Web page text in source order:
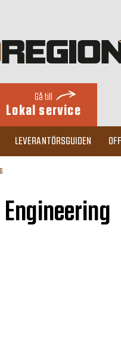
Gå till
Lokal service
LEVERANTÖRSGUIDEN
Engineering